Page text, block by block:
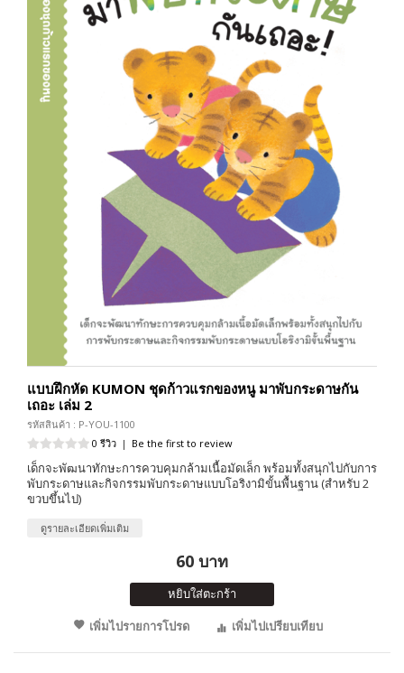
แบบฝึกหัด KUMON ชุดก้าวแรกของหนู มาพับกระดาษกัน
เถอะ เล่ม 2
รหัสสินค้า : P-YOU-1100
0 รีวิว | Be the first to review
เด็กจะพัฒนาทักษะการควบคุมกล้ามเนื้อมัดเล็ก พร้อมทั้งสนุกไปกับการ
พับกระดาษและกิจกรรมพับกระดาษแบบโอริงามิขั้นพื้นฐาน (สำหรับ 2
ขวบขึ้นไป)
ดูรายละเอียดเพิ่มเติม
60 บาท
หยิบใส่ตะกร้า
เพิ่มไปรายการโปรด
เพิ่มไปเปรียบเทียบ